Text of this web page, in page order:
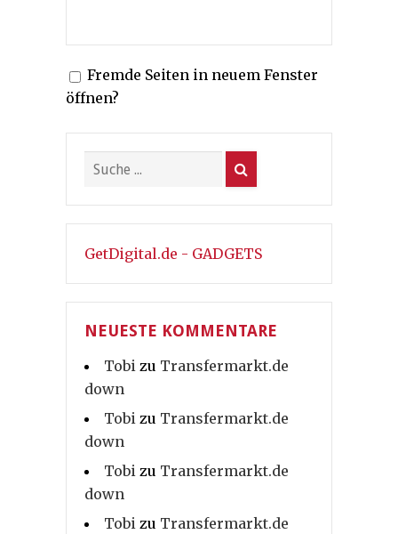
Fremde Seiten in neuem Fenster
öffnen?
GetDigital.de - GADGETS
NEUESTE KOMMENTARE
Tobi zu Transfermarkt.de
down
Tobi zu Transfermarkt.de
down
Tobi zu Transfermarkt.de
down
Tobi zu Transfermarkt.de